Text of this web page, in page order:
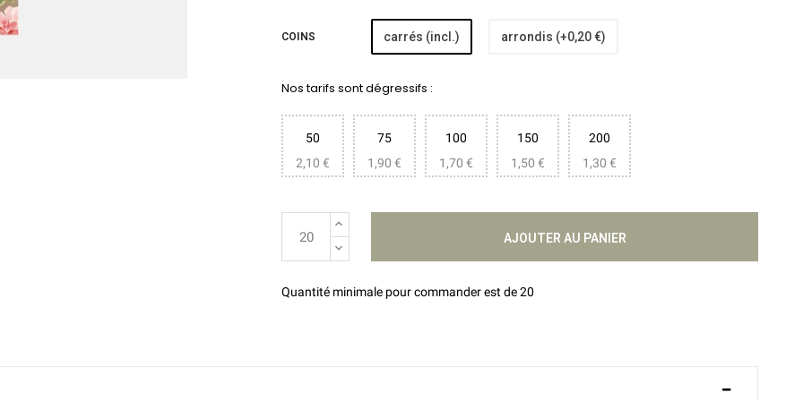
COINS carrés (incl.) arrondis (+0,20 €)
Nos tarifs sont dégressifs :
50
2,10 €
75
1,90 €
100
1,70 €
150
1,50 €
200
1,30 €
AJOUTER AU PANIER
Quantité minimale pour commander est de 20